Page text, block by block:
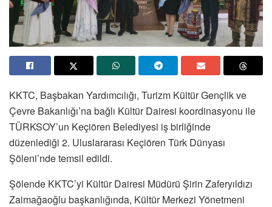
KKTC, Başbakan Yardımcılığı, Turizm Kültür Gençlik ve
Çevre Bakanlığı’na bağlı Kültür Dairesi koordinasyonu ile
TÜRKSOY’un Keçiören Belediyesi iş birliğinde
düzenlediği 2. Uluslararası Keçiören Türk Dünyası
Şöleni’nde temsil edildi.
Şölende KKTC’yi Kültür Dairesi Müdürü Şirin Zaferyıldızı
Zaimağaoğlu başkanlığında, Kültür Merkezi Yönetmeni